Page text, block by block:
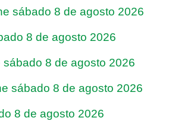
sábado 8 de agosto 2026
8 de agosto 2026
sábado 8 de agosto 2026
sábado 8 de agosto 2026
8 de agosto 2026